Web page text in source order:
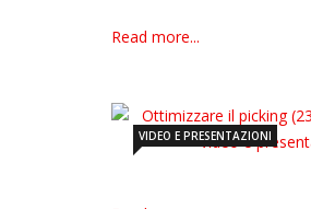
Read more...
VIDEO E PRESENTAZIONI